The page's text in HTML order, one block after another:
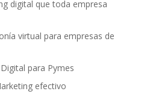
digital que toda empresa
virtual para empresas de
para Pymes
efectivo